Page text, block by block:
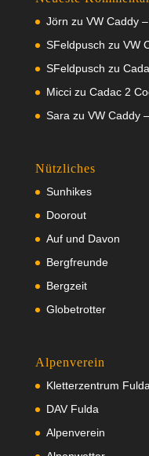
Jörn zu VW Caddy
SFeldpusch zu VW
SFeldpusch zu
Miccizu Cadac 2
Sara zu VW Caddy
Nützliches
Sunhikes
Doorout
Auf und Davon
Bergfreunde
Bergzeit
Globetrotter
Alpenverein
Kletterzentrum
DAV Fulda
Alpenverein